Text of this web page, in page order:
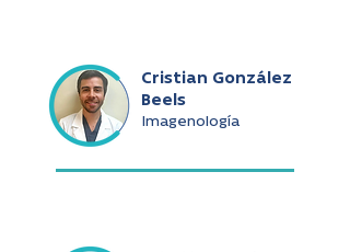
Cristian González
Beels
Imagenología